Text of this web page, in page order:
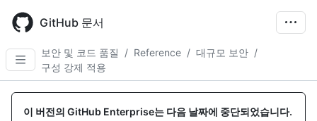
main
content
GitHub 문서
보안 및 코드 품질 / Reference / 대규모 보안 /
구성 강제 적용
이 버전의 GitHub Enterprise는 다음 날짜에 중단되었습니다.